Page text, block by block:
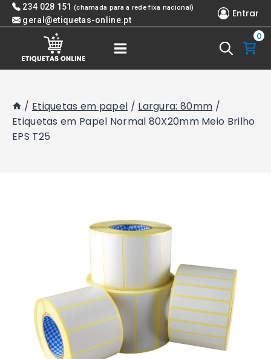
Skip 234 028 151 (chamada para a rede fixa nacional)
geral@etiquetas-online.pt
Entrar
0
/ Etiquetas em papel / Largura: 80mm /
Etiquetas em Papel Normal 80X20mm Meio Brilho
EPS T25